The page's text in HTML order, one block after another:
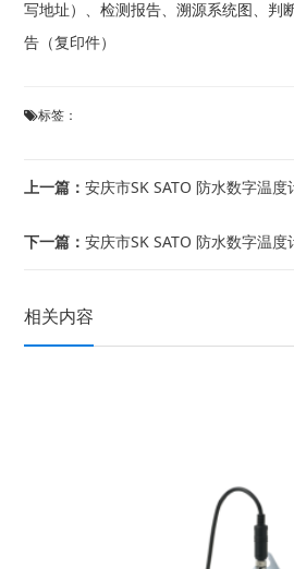
写地址）、检测报告、溯源系统图、判
告（复印件）
标签：
上一篇：安庆市SK SATO 防水数字温度
下一篇：安庆市SK SATO 防水数字温度
相关内容